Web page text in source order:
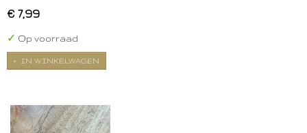
€ 7,99
✓ Op voorraad
IN WINKELWAGEN